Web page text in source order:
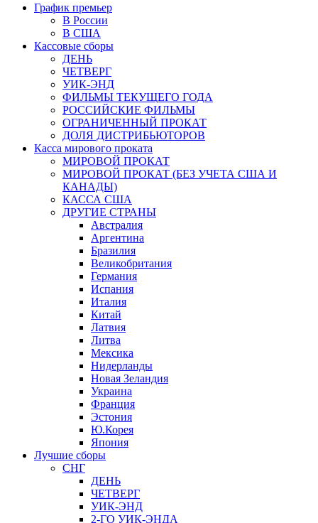
График премьер
В России
В США
Кассовые сборы
ДЕНЬ
ЧЕТВЕРГ
УИК-ЭНД
ФИЛЬМЫ ТЕКУЩЕГО ГОДА
РОССИЙСКИЕ ФИЛЬМЫ
ОГРАНИЧЕННЫЙ ПРОКАТ
ДОЛЯ ДИСТРИБЬЮТОРОВ
Касса мирового проката
МИРОВОЙ ПРОКАТ
МИРОВОЙ ПРОКАТ (БЕЗ УЧЕТА США И
КАНАДЫ)
КАССА США
ДРУГИЕ СТРАНЫ
Австралия
Аргентина
Бразилия
Великобритания
Германия
Испания
Италия
Китай
Латвия
Литва
Мексика
Нидерланды
Новая Зеландия
Украина
Франция
Эстония
Ю.Корея
Япония
Лучшие сборы
СНГ
ДЕНЬ
ЧЕТВЕРГ
УИК-ЭНД
2-ГО УИК-ЭНДА